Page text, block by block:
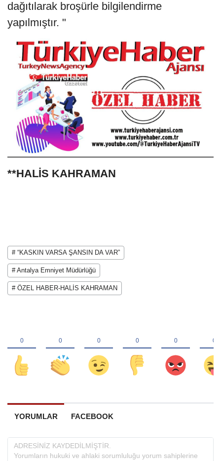
dağıtılarak broşürle bilgilendirme
yapılmıştır. "
**HALİS KAHRAMAN
# “KASKIN VARSA ŞANSIN DA VAR”
# Antalya Emniyet Müdürlüğü
# ÖZEL HABER-HALİS KAHRAMAN
YORUMLAR FACEBOOK